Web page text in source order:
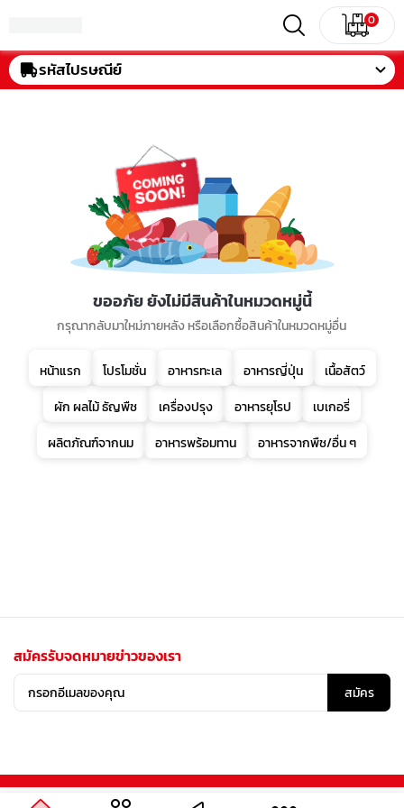
0
รหัสไปรษณีย์
ขออภัย ยังไม่มีสินค้าในหมวดหมู่นี้
กรุณากลับมาใหม่ภายหลัง หรือเลือกซื้อสินค้าในหมวดหมู่อื่น
หน้าแรก โปรโมชั่น อาหารทะเล อาหารญี่ปุ่น
เนื้อสัตว์
ผัก ผลไม้ ธัญพืช
เครื่องปรุง อาหารยุโรป
เบเกอรี่
ผลิตภัณฑ์จากนม
อาหารพร้อมทาน อาหารจากพืช/อื่น ๆ
สมัครรับจดหมายข่าวของเรา
สมัคร